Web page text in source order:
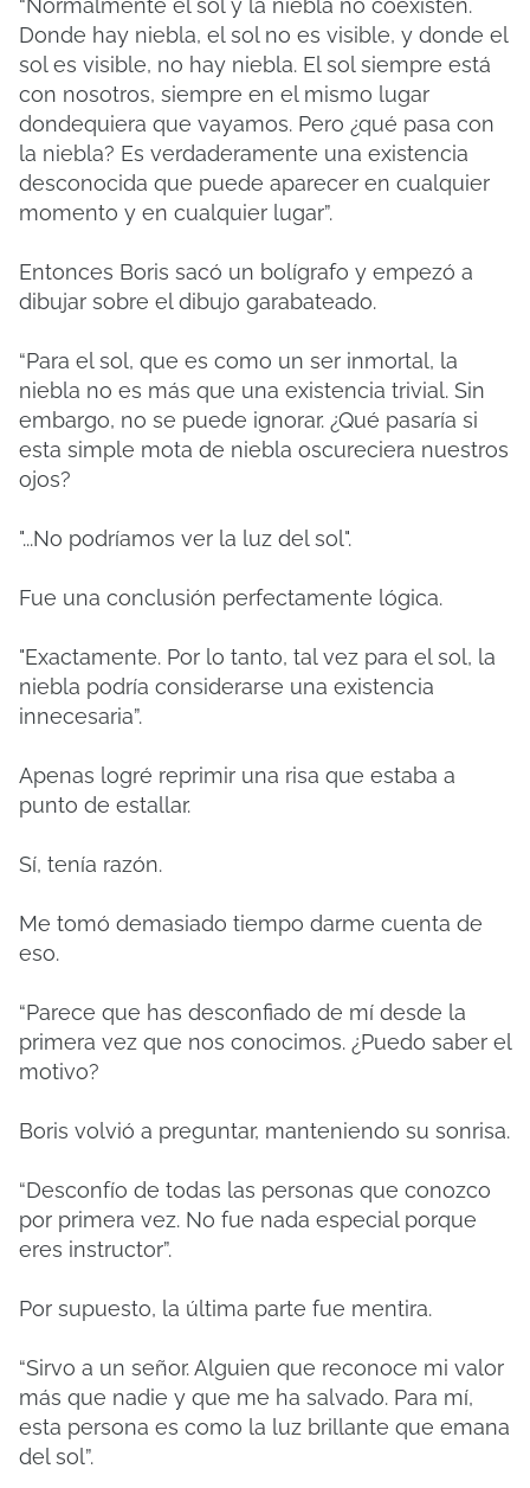
“Normalmente el sol y la niebla no coexisten.
Donde hay niebla, el sol no es visible, y donde el
sol es visible, no hay niebla. El sol siempre está
con nosotros, siempre en el mismo lugar
dondequiera que vayamos. Pero ¿qué pasa con
la niebla? Es verdaderamente una existencia
desconocida que puede aparecer en cualquier
momento y en cualquier lugar”.
Entonces Boris sacó un bolígrafo y empezó a
dibujar sobre el dibujo garabateado.
“Para el sol, que es como un ser inmortal, la
niebla no es más que una existencia trivial. Sin
embargo, no se puede ignorar. ¿Qué pasaría si
esta simple mota de niebla oscureciera nuestros
ojos?
"...No podríamos ver la luz del sol".
Fue una conclusión perfectamente lógica.
"Exactamente. Por lo tanto, tal vez para el sol, la
niebla podría considerarse una existencia
innecesaria”.
Apenas logré reprimir una risa que estaba a
punto de estallar.
Sí, tenía razón.
Me tomó demasiado tiempo darme cuenta de
eso.
“Parece que has desconfiado de mí desde la
primera vez que nos conocimos. ¿Puedo saber el
motivo?
Boris volvió a preguntar, manteniendo su sonrisa.
“Desconfío de todas las personas que conozco
por primera vez. No fue nada especial porque
eres instructor”.
Por supuesto, la última parte fue mentira.
“Sirvo a un señor. Alguien que reconoce mi valor
más que nadie y que me ha salvado. Para mí,
esta persona es como la luz brillante que emana
del sol”.